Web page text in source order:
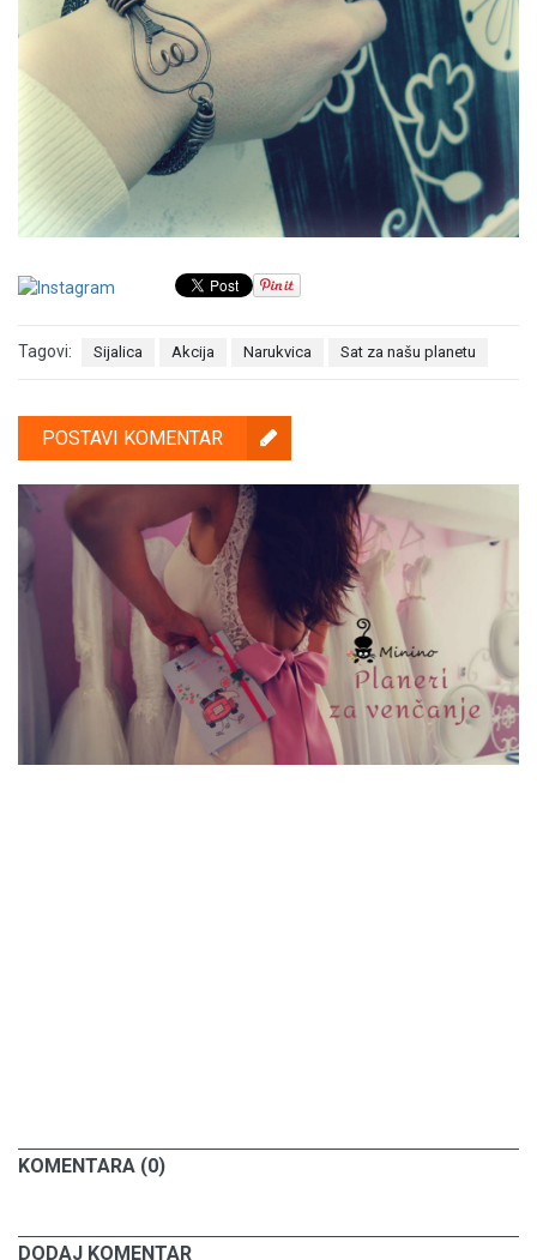
Tagovi: Sijalica Akcija Narukvica Sat za našu planetu
POSTAVI KOMENTAR
KOMENTARA (0)
DODAJ KOMENTAR